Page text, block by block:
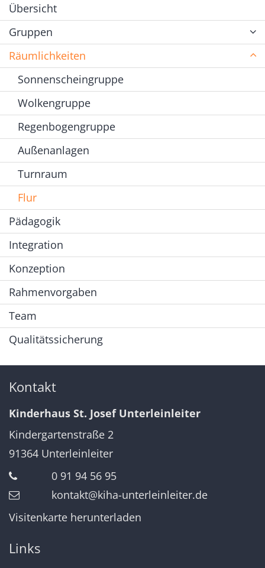
Übersicht
Gruppen
Räumlichkeiten
Sonnenscheingruppe
Wolkengruppe
Regenbogengruppe
Außenanlagen
Turnraum
Flur
Pädagogik
Integration
Konzeption
Rahmenvorgaben
Team
Qualitätssicherung
Kontakt
Kinderhaus St. Josef Unterleinleiter
Kindergartenstraße 2
91364 Unterleinleiter
0 91 94 56 95
kontakt@kiha-unterleinleiter.de
Visitenkarte herunterladen
Links